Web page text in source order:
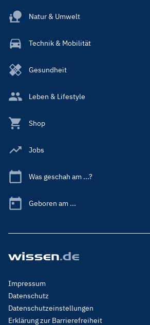
Natur & Umwelt
Technik & Mobilität
Gesundheit
Leben & Lifestyle
Shop
Jobs
Was geschah am ...?
Geboren am ...
Footer
Menu
Legal
Impressum
Datenschutz
Datenschutzeinstellungen
Erklärung zur Barrierefreiheit